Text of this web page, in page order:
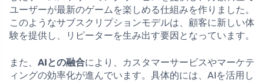
ユーザーが最新のゲームを楽しめる仕組みを作りました。
このようなサブスクリプションモデルは、顧客に新しい体
験を提供し、リピーターを生み出す要因となっています。
また、 AIとの融合により、カスタマーサービスやマーケテ
ィングの効率化が進んでいます。具体的には、AIを活用し